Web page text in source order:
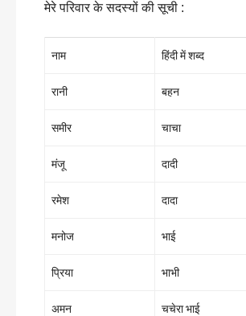
मेरे परिवार के सदस्यों की सूची :
नाम हिंदी में शब्द
रानी बहन
समीर चाचा
मंजू दादी
रमेश दादा
मनोज भाई
प्रिया भाभी
अमन चचेरा भाई